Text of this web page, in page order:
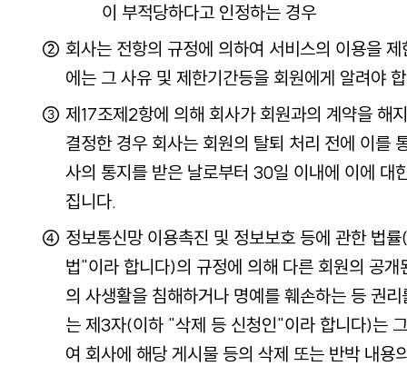
이 부적당하다고 인정하는 경우
회사는 전항의 규정에 의하여 서비스의 이용을
에는 그 사유 및 제한기간등을 회원에게 알려야
제17조제2항에 의해 회사가 회원과의 계약을 해
결정한 경우 회사는 회원의 탈퇴 처리 전에 이를
사의 통지를 받은 날로부터 30일 이내에 이에 대
집니다.
정보통신망 이용촉진 및 정보보호 등에 관한 법
법"이라 합니다)의 규정에 의해 다른 회원의 공개
의 사생활을 침해하거나 명예를 훼손하는 등 권
는 제3자(이하 "삭제 등 신청인"이라 합니다)는
여 회사에 해당 게시물 등의 삭제 또는 반박 내용